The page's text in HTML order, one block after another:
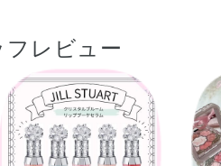
フレビュー